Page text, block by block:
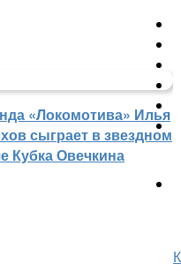
«Локомотива» Илья
сыграет в звездном
Кубка Овечкина